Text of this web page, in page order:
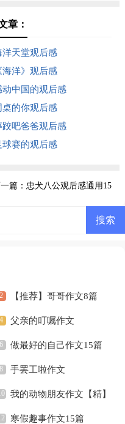
章：
洋天堂观后感
海洋》观后感
动中国的观后感
桌的你观后感
跤吧爸爸观后感
球赛的观后感
篇： 忠犬八公观后感通用15
篇
【推荐】哥哥作文8篇
父亲的叮嘱作文
做最好的自己作文15篇
手罢工啦作文
我的动物朋友作文【精】
寒假趣事作文15篇